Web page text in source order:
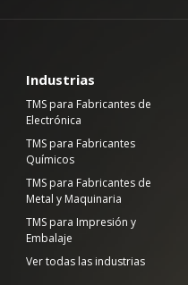
Industrias
TMS para Fabricantes de
Electrónica
TMS para Fabricantes
Químicos
TMS para Fabricantes de
Metal y Maquinaria
TMS para Impresión y
Embalaje
Ver todas las industrias